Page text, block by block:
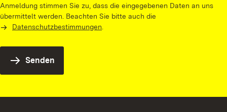
Anmeldung stimmen Sie zu, dass die eingegebenen Daten an uns
übermittelt werden. Beachten Sie bitte auch die
Datenschutzbestimmungen
Senden